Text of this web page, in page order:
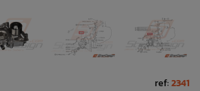
ref:2341